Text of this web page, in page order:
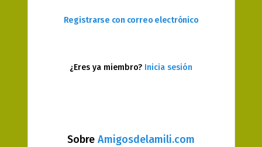
Sobre Amigosdelamili.com
Registrarse con correo electrónico
¿Eres ya miembro? Inicia sesión